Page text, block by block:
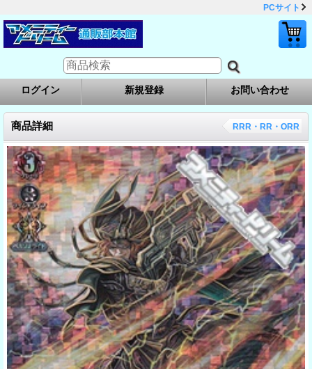
PCサイト
ログイン 新規登録 お問い合わせ
商品詳細 RRR・RR・ORR